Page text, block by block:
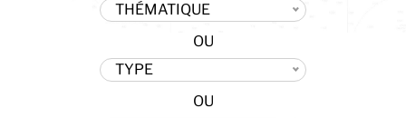
THÉMATIQUE
TYPE